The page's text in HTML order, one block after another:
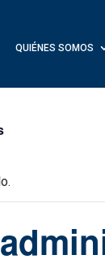
QUIÉNES SOMOS